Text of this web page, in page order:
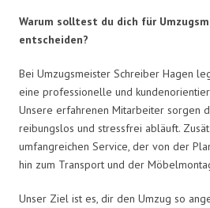
Warum solltest du dich für
entscheiden?
Bei Umzugsmeister Schreiber Hagen
eine professionelle und
Unsere erfahrenen Mitarbeiter sorgen
reibungslos und stressfrei abläuft.
umfangreichen Service, der von der
hin zum Transport und der
Unser Ziel ist es, dir den Umzug so